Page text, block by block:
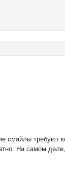
требуют
На самом